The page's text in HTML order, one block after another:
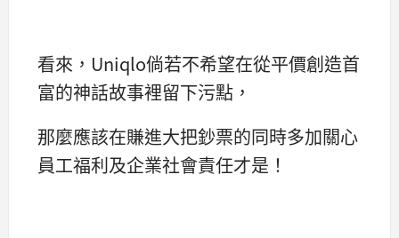
看來，Uniqlo倘若不希望在從平價創造首
富的神話故事裡留下污點，
那麼應該在賺進大把鈔票的同時多加關心
員工福利及企業社會責任才是！